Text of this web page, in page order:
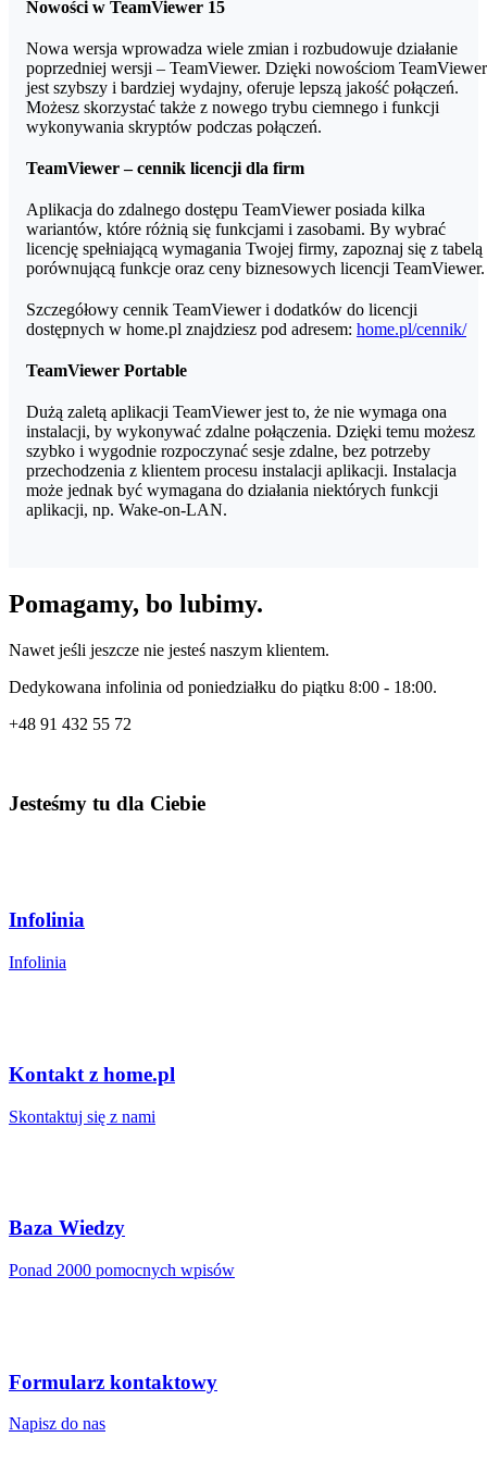
Nowości w TeamViewer 15
Nowa wersja wprowadza wiele zmian i rozbudowuje działanie
poprzedniej wersji – TeamViewer. Dzięki nowościom TeamViewer
jest szybszy i bardziej wydajny, oferuje lepszą jakość połączeń.
Możesz skorzystać także z nowego trybu ciemnego i funkcji
wykonywania skryptów podczas połączeń.
TeamViewer – cennik licencji dla firm
Aplikacja do zdalnego dostępu TeamViewer posiada kilka
wariantów, które różnią się funkcjami i zasobami. By wybrać
licencję spełniającą wymagania Twojej firmy, zapoznaj się z tabelą
porównującą funkcje oraz ceny biznesowych licencji TeamViewer.
Szczegółowy cennik TeamViewer i dodatków do licencji
dostępnych w home.pl znajdziesz pod adresem: home.pl/cennik/
TeamViewer Portable
Dużą zaletą aplikacji TeamViewer jest to, że nie wymaga ona
instalacji, by wykonywać zdalne połączenia. Dzięki temu możesz
szybko i wygodnie rozpoczynać sesje zdalne, bez potrzeby
przechodzenia z klientem procesu instalacji aplikacji. Instalacja
może jednak być wymagana do działania niektórych funkcji
aplikacji, np. Wake-on-LAN.
Pomagamy, bo lubimy.
Nawet jeśli jeszcze nie jesteś naszym klientem.
Dedykowana infolinia od poniedziałku do piątku 8:00 - 18:00.
+48 91 432 55 72
Jesteśmy tu dla Ciebie
Infolinia
Infolinia
Kontakt z home.pl
Skontaktuj się z nami
Baza Wiedzy
Ponad 2000 pomocnych wpisów
Formularz kontaktowy
Napisz do nas